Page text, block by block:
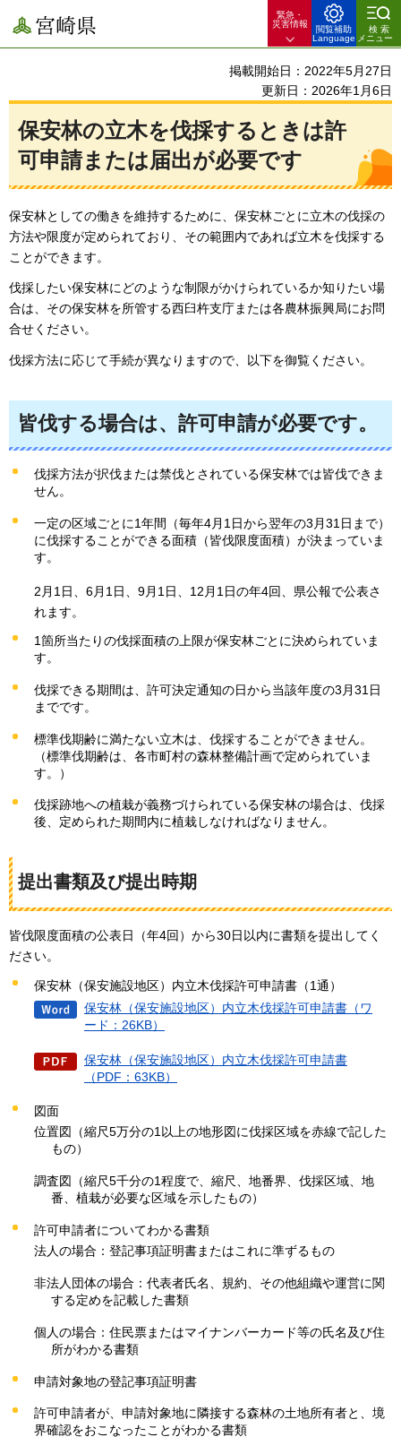
宮崎県
緊急・
災害情報
閲覧補助
Language
検索
メニュー
掲載開始日：2022年5月27日
更新日：2026年1月6日
保安林の立木を伐採するときは許
可申請または届出が必要です
保安林としての働きを維持するために、保安林ごとに立木の伐採の
方法や限度が定められており、その範囲内であれば立木を伐採する
ことができます。
伐採したい保安林にどのような制限がかけられているか知りたい場
合は、その保安林を所管する西臼杵支庁または各農林振興局にお問
合せください。
伐採方法に応じて手続が異なりますので、以下を御覧ください。
皆伐する場合は、許可申請が必要です。
伐採方法が択伐または禁伐とされている保安林では皆伐できま
せん。
一定の区域ごとに1年間（毎年4月1日から翌年の3月31日まで）
に伐採することができる面積（皆伐限度面積）が決まっていま
す。
2月1日、6月1日、9月1日、12月1日の年4回、県公報で公表さ
れます。
1箇所当たりの伐採面積の上限が保安林ごとに決められていま
す。
伐採できる期間は、許可決定通知の日から当該年度の3月31日
までです。
標準伐期齢に満たない立木は、伐採することができません。
（標準伐期齢は、各市町村の森林整備計画で定められていま
す。）
伐採跡地への植栽が義務づけられている保安林の場合は、伐採
後、定められた期間内に植栽しなければなりません。
提出書類及び提出時期
皆伐限度面積の公表日（年4回）から30日以内に書類を提出してく
ださい。
保安林（保安施設地区）内立木伐採許可申請書（1通）
保安林（保安施設地区）内立木伐採許可申請書（ワ
ード：26KB）
保安林（保安施設地区）内立木伐採許可申請書
（PDF：63KB）
図面
位置図（縮尺5万分の1以上の地形図に伐採区域を赤線で記した
もの）
調査図（縮尺5千分の1程度で、縮尺、地番界、伐採区域、地
番、植栽が必要な区域を示したもの）
許可申請者についてわかる書類
法人の場合：登記事項証明書またはこれに準ずるもの
非法人団体の場合：代表者氏名、規約、その他組織や運営に関
する定めを記載した書類
個人の場合：住民票またはマイナンバーカード等の氏名及び住
所がわかる書類
申請対象地の登記事項証明書
許可申請者が、申請対象地に隣接する森林の土地所有者と、境
界確認をおこなったことがわかる書類